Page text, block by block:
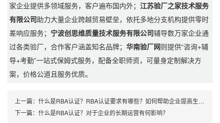
家企业提供多领域服务，客户遍布国内外；江苏验厂之家技术服务
有限公司助力大量企业跨越贸易壁垒，依托多地分支机构提供零时
差响应服务； 宁波创思维质量技术服务有限公司辅导数万家企业通
过各类验厂，合作客户涵盖知名品牌；华南验厂网则提供“咨询+辅
导+考勤”一站式保姆式服务，配备全职师资，可量身定制解决方
案，价格公道且服务优质。
上一篇： 什么是RBA认证？RBA认证要求有哪些？如何帮助企业提高生产效率和产品质量？
下一篇： 什么是RBA认证？对于企业的长期运营有何影响？